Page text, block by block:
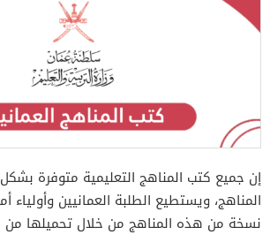
إن جميع كتب المناهج التعليمية متوفرة
المناهج، ويستطيع الطلبة العمانيين وأولياء
نسخة من هذه المناهج من خلال تحميلها من